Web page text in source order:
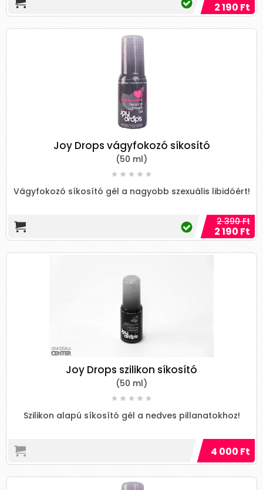
2 190 Ft
Joy Drops vágyfokozó síkosító
(50 ml)
Vágyfokozó síkosító gél a nagyobb szexuális libidóért!
2 390 Ft
2 190 Ft
Joy Drops szilikon síkosító
(50 ml)
Szilikon alapú síkosító gél a nedves pillanatokhoz!
4 000 Ft